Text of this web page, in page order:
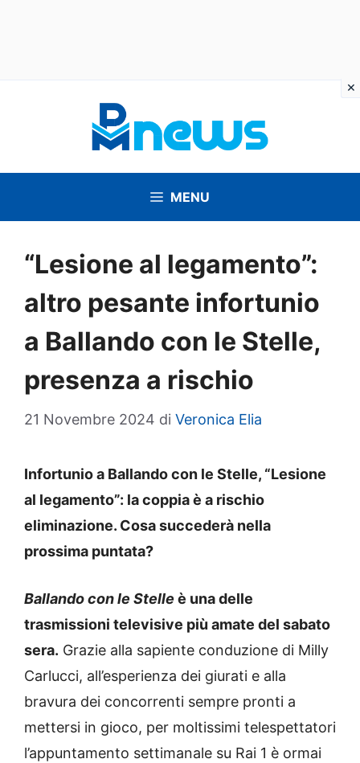
MENU
“Lesione al legamento”:
altro pesante infortunio
a Ballando con le Stelle,
presenza a rischio
21 Novembre 2024 di Veronica Elia
Infortunio a Ballando con le Stelle, “Lesione
al legamento”: la coppia è a rischio
eliminazione. Cosa succederà nella
prossima puntata?
Ballando con le Stelle è una delle
trasmissioni televisive più amate del sabato
sera. Grazie alla sapiente conduzione di Milly
Carlucci, all’esperienza dei giurati e alla
bravura dei concorrenti sempre pronti a
mettersi in gioco, per moltissimi telespettatori
l’appuntamento settimanale su Rai 1 è ormai